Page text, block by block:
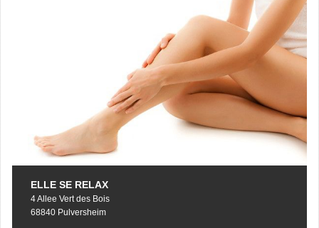
ELLE SE RELAX
4 Allee Vert des Bois
68840 Pulversheim